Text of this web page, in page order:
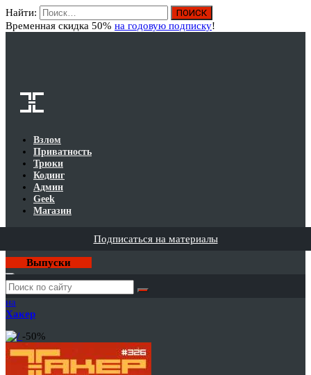
Найти:
Временная скидка 50% на годовую подписку!
Взлом
Приватность
Трюки
Кодинг
Админ
Geek
Магазин
Подписаться на материалы
Выпуски
Годовая
подписка
на
Хакер
-50%